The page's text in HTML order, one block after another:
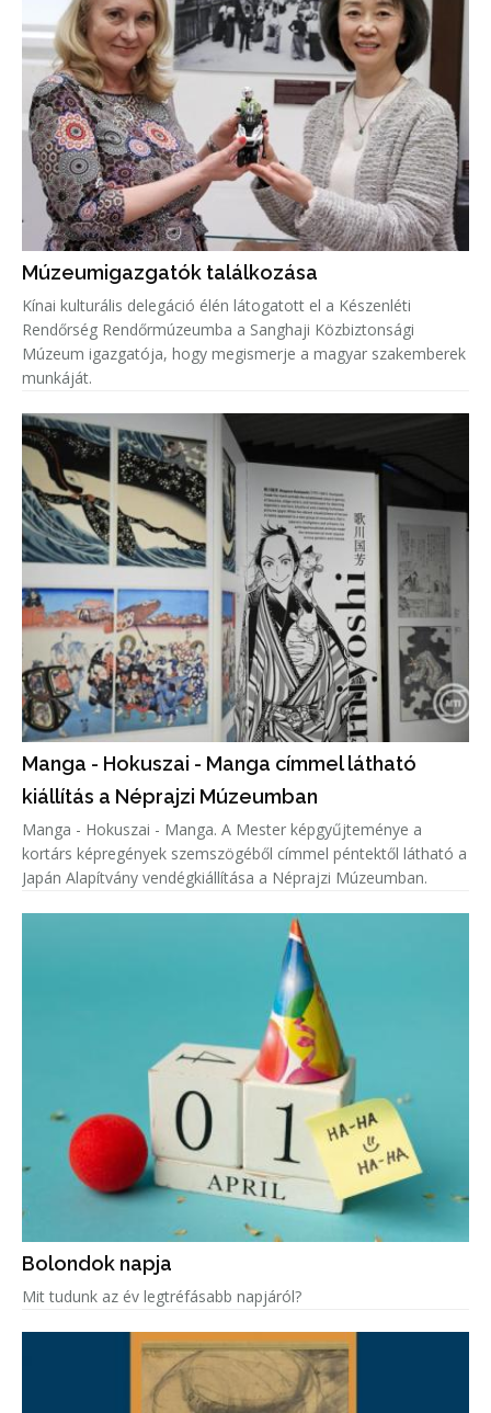
Múzeumigazgatók találkozása
Kínai kulturális delegáció élén látogatott el a Készenléti
Rendőrség Rendőrmúzeumba a Sanghaji Közbiztonsági
Múzeum igazgatója, hogy megismerje a magyar szakemberek
munkáját.
Manga - Hokuszai - Manga címmel látható
kiállítás a Néprajzi Múzeumban
Manga - Hokuszai - Manga. A Mester képgyűjteménye a
kortárs képregények szemszögéből címmel péntektől látható a
Japán Alapítvány vendégkiállítása a Néprajzi Múzeumban.
Bolondok napja
Mit tudunk az év legtréfásabb napjáról?